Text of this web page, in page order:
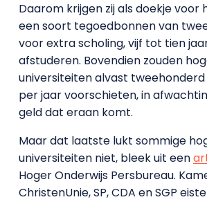
Daarom krijgen zij als doekje voor
een soort tegoedbonnen van
voor extra scholing, vijf tot tien
afstuderen. Bovendien zouden
universiteiten alvast
per jaar voorschieten, in
geld dat eraan komt.
Maar dat laatste lukt sommige
universiteiten niet, bleek uit een
Hoger Onderwijs Persbureau.
ChristenUnie, SP, CDA en SGP